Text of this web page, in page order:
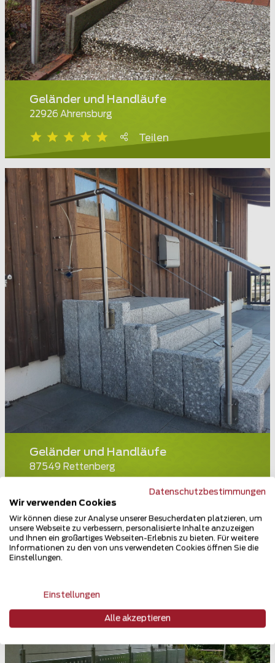
Geländer und Handläufe
22926 Ahrensburg
Teilen
Geländer und Handläufe
87549 Rettenberg
Teilen
Datenschutzbestimmungen
Wir verwenden Cookies
Wir können diese zur Analyse unserer Besucherdaten platzieren, um
unsere Webseite zu verbessern, personalisierte Inhalte anzuzeigen
und Ihnen ein großartiges Webseiten-Erlebnis zu bieten. Für weitere
Informationen zu den von uns verwendeten Cookies öffnen Sie die
Einstellungen.
Einstellungen
Alle akzeptieren